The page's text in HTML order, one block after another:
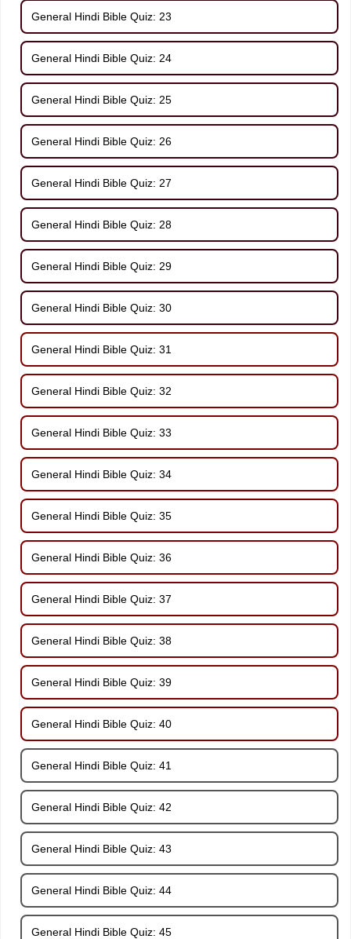
General Hindi Bible Quiz: 23
General Hindi Bible Quiz: 24
General Hindi Bible Quiz: 25
General Hindi Bible Quiz: 26
General Hindi Bible Quiz: 27
General Hindi Bible Quiz: 28
General Hindi Bible Quiz: 29
General Hindi Bible Quiz: 30
General Hindi Bible Quiz: 31
General Hindi Bible Quiz: 32
General Hindi Bible Quiz: 33
General Hindi Bible Quiz: 34
General Hindi Bible Quiz: 35
General Hindi Bible Quiz: 36
General Hindi Bible Quiz: 37
General Hindi Bible Quiz: 38
General Hindi Bible Quiz: 39
General Hindi Bible Quiz: 40
General Hindi Bible Quiz: 41
General Hindi Bible Quiz: 42
General Hindi Bible Quiz: 43
General Hindi Bible Quiz: 44
General Hindi Bible Quiz: 45